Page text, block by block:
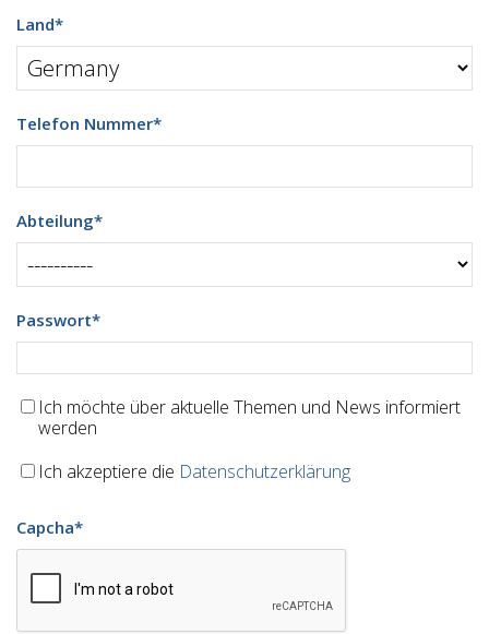
Land*
Telefon Nummer*
Abteilung*
Passwort*
Ich möchte über aktuelle Themen und News informiert
werden
Ich akzeptiere die Datenschutzerklärung
Capcha*